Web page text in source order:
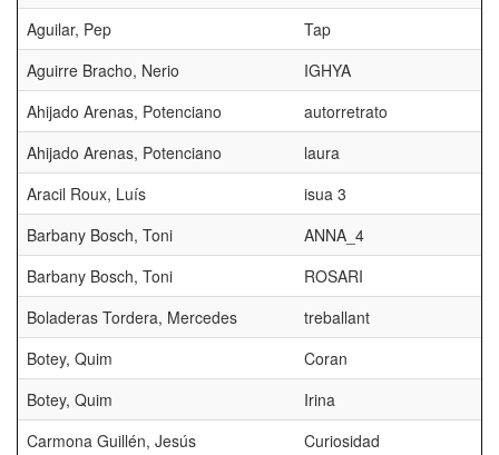
Aguilar, Pep
Tap
Aguirre Bracho, Nerio
IGHYA
Ahijado Arenas, Potenciano
autorretrato
Ahijado Arenas, Potenciano
laura
Aracil Roux, Luís
isua 3
Barbany Bosch, Toni
ANNA_4
Barbany Bosch, Toni
ROSARI
Boladeras Tordera, Mercedes
treballant
Botey, Quim
Coran
Botey, Quim
Irina
Carmona Guillén, Jesús
Curiosidad